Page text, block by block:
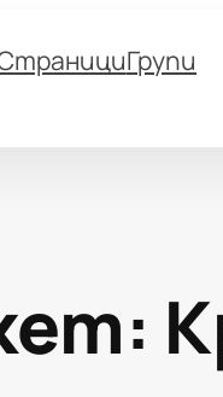
Групи